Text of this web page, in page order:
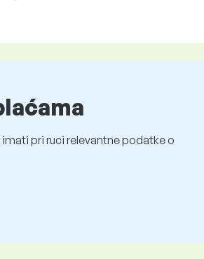
pri ruci relevantne podatke o